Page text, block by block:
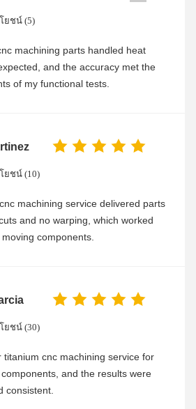
ยชน์ (5)
machining parts handled heat
and the accuracy met the
of my functional tests.
ยชน์ (10)
machining service delivered parts
and no warping, which worked
components.
ยชน์ (30)
titanium cnc machining service for
and the results were
consistent.